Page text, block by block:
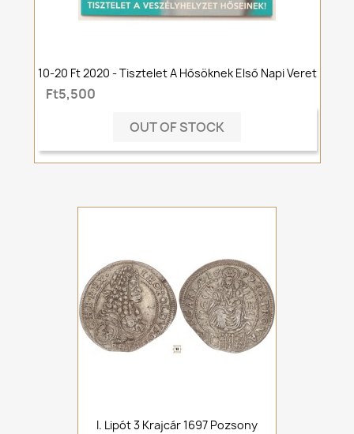
10-20 Ft 2020 - Tisztelet A Hősöknek Első Napi Veret
Ft5,500
OUT OF STOCK
I. Lipót 3 Krajcár 1697 Pozsony